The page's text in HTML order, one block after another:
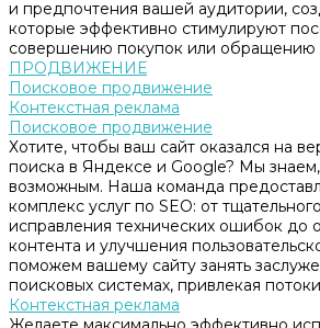
и предпочтения вашей аудитории,
которые эффективно стимулируют
совершению покупок или обращению
ПРОДВИЖЕНИЕ
Поисковое продвижение
Контекстная реклама
Поисковое продвижение
Хотите, чтобы ваш сайт оказался на
поиска в Яндексе и Google? Мы знаем,
возможным. Наша команда
комплекс услуг по SEO: от
исправления технических ошибок до
контента и улучшения
поможем вашему сайту занять
поисковых системах, привлекая
Контекстная реклама